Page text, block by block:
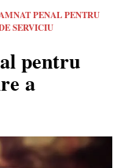
PENAL PENTRU
SERVICIU
pentru
a